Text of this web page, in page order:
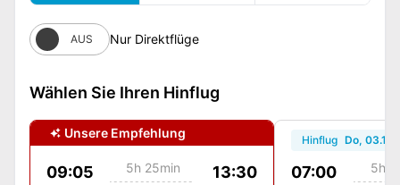
AUS Nur Direktflüge
Wählen Sie Ihren Hinflug
Unsere Empfehlung
09:05
5h 25min
13:30
Hinflug Do,
07:00
5h